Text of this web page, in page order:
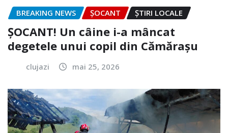
BREAKING NEWS ȘOCANT ȘTIRI LOCALE
ȘOCANT! Un câine i-a mâncat
degetele unui copil din Cămărașu
clujazi mai 25, 2026